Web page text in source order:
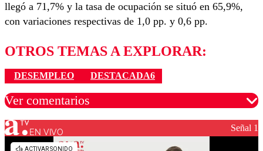
llegó a 71,7% y la tasa de ocupación se situó en 65,9%,
con variaciones respectivas de 1,0 pp. y 0,6 pp.
OTROS TEMAS A EXPLORAR:
DESEMPLEO DESTACADA6
Ver comentarios
Los comentarios son moderados para garantizar un
EN VIVO Señal 1